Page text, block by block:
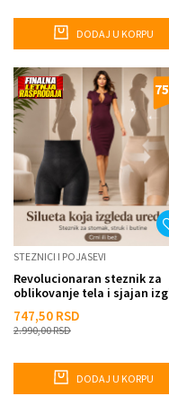
DODAJ U KORPU
75
STEZNICI I POJASEVI
Revolucionaran steznik za
oblikovanje tela i sjajan
747,50 RSD
2.990,00RSD
DODAJ U KORPU